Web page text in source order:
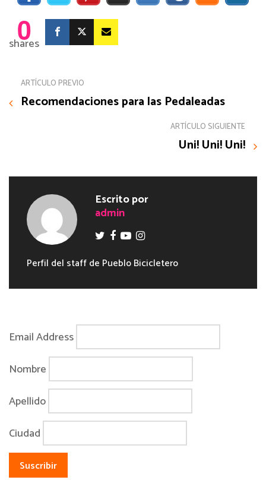
0
shares
ARTÍCULO PREVIO
Recomendaciones para las Pedaleadas
ARTÍCULO SIGUIENTE
Uni! Uni! Uni!
Escrito por
admin
Perfil del staff de Pueblo Bicicletero
Email Address
Nombre
Apellido
Ciudad